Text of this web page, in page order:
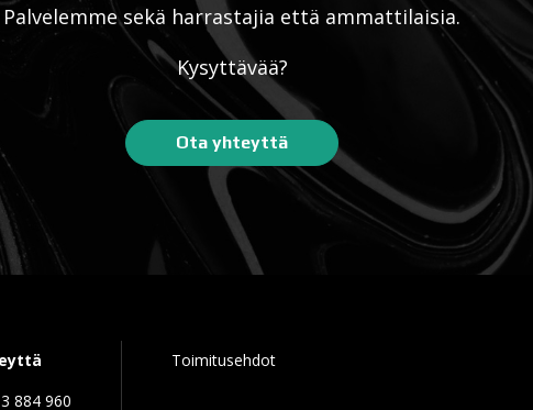
Palvelemme sekä harrastajia että ammattilaisia.
Kysyttävää?
Ota yhteyttä
884 960
Toimitusehdot